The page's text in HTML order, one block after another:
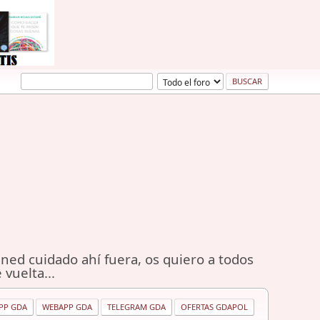
cuidado ahí fuera, os quiero a todos
vuelta...
GDA WEBAPP GDA TELEGRAM GDA OFERTAS GDAPOL